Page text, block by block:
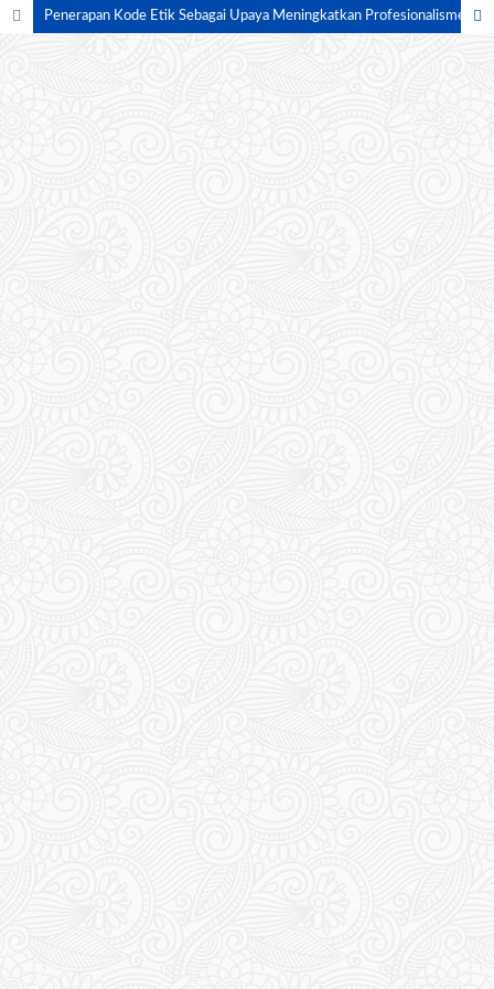
Penerapan Kode Etik Sebagai Upaya Meningkatkan Profesionalisme Guru PAUD di TK ABA 19 Mandala Medan